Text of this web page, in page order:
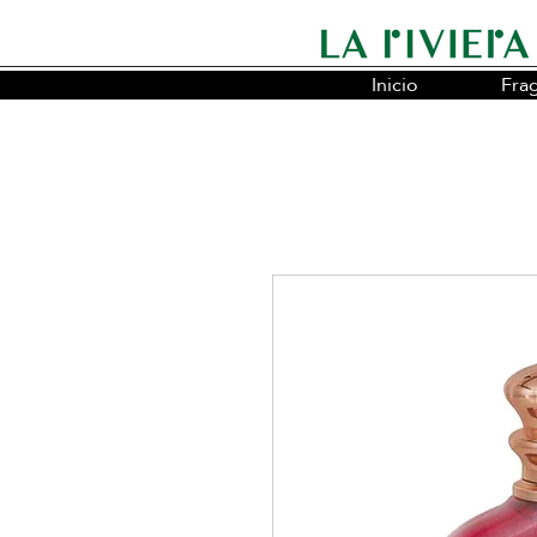
Somos la cadena líder en
Inicio